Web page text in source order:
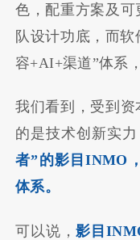
色，配重方案及可
队设计功底，而
容+AI+渠道”体系
我们看到，受到
的是技术创新实
者”的影目INMO
体系。
可以说，影目